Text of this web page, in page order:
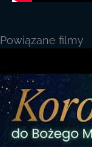
Powiązane filmy